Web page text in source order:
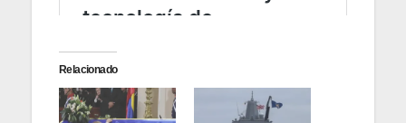
Relacionado